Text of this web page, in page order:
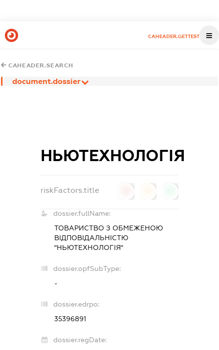
CAHEADER.GETTEST
CAHEADER.SEARCH
document.dossier
НЬЮТЕХНОЛОГІЯ
riskFactors.title
dossier.fullName:
ТОВАРИСТВО З ОБМЕЖЕНОЮ
ВІДПОВІДАЛЬНІСТЮ
"НЬЮТЕХНОЛОГІЯ"
dossier.opfSubType:
-
dossier.edrpo:
35396891
dossier.regDate: